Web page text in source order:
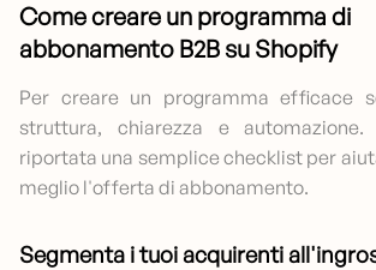
Come creare un programma di
abbonamento B2B su Shopify
Per creare un programma efficace
struttura, chiarezza e
riportata una semplice checklist per
meglio l'offerta di abbonamento.
Segmenta i tuoi acquirenti